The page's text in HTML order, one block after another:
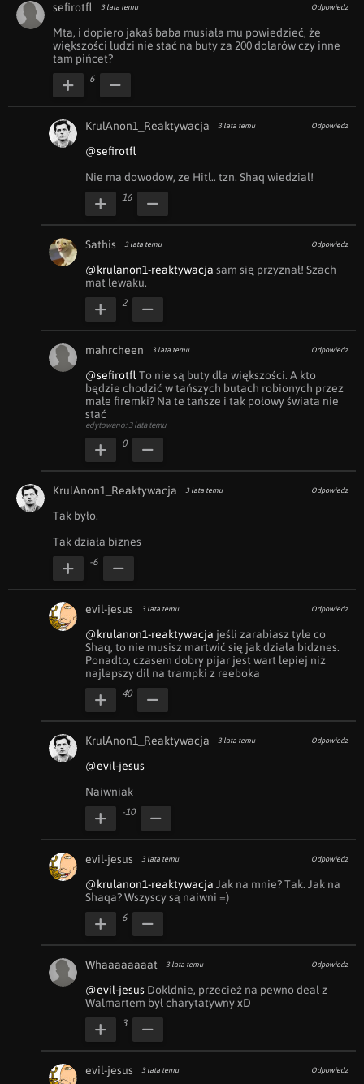
sefirotfl 3 lata temu Odpowiedz
Mta, i dopiero jakaś baba musiała mu powiedzieć, że
większości ludzi nie stać na buty za 200 dolarów czy inne
tam pińcet?
6
KrulAnon1_Reaktywacja 3 lata temu Odpowiedz
@sefirotfl
Nie ma dowodow, ze Hitl.. tzn. Shaq wiedzial!
16
Sathis 3 lata temu Odpowiedz
@krulanon1-reaktywacja sam się przyznał! Szach
mat lewaku.
2
mahrcheen 3 lata temu Odpowiedz
@sefirotfl To nie są buty dla większości. A kto
będzie chodzić w tańszych butach robionych przez
małe firemki? Na te tańsze i tak połowy świata nie
stać
edytowano: 3 lata temu
0
KrulAnon1_Reaktywacja 3 lata temu Odpowiedz
Tak było.
Tak działa biznes
-6
evil-jesus 3 lata temu Odpowiedz
@krulanon1-reaktywacja jeśli zarabiasz tyle co
Shaq, to nie musisz martwić się jak działa bidznes.
Ponadto, czasem dobry pijar jest wart lepiej niż
najlepszy dil na trampki z reeboka
40
KrulAnon1_Reaktywacja 3 lata temu Odpowiedz
@evil-jesus
Naiwniak
-10
evil-jesus 3 lata temu Odpowiedz
@krulanon1-reaktywacja Jak na mnie? Tak. Jak na
Shaqa? Wszyscy są naiwni =)
6
Whaaaaaaaat 3 lata temu Odpowiedz
@evil-jesus Dokldnie, przecież na pewno deal z
Walmartem był charytatywny xD
3
evil-jesus 3 lata temu Odpowiedz